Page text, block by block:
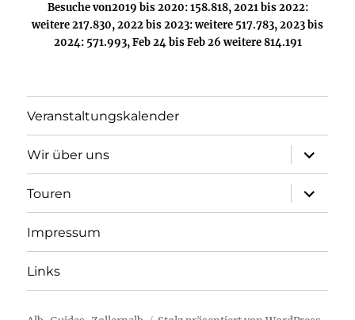
Besuche von2019 bis 2020: 158.818, 2021 bis 2022:
weitere 217.830, 2022 bis 2023: weitere 517.783, 2023 bis
2024: 571.993, Feb 24 bis Feb 26 weitere 814.191
Veranstaltungskalender
Wir über uns
öffnen
Touren
öffnen
Impressum
Links